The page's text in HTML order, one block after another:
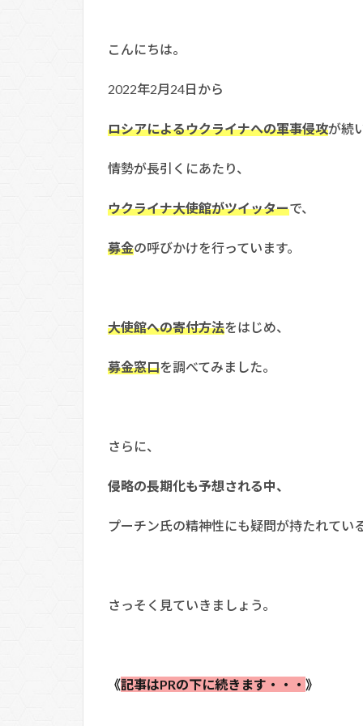
こんにちは。
2022年2月24日から
ロシアによるウクライナへの軍事侵攻が続
情勢が長引くにあたり、
ウクライナ大使館がツイッターで、
募金の呼びかけを行っています。
大使館への寄付方法をはじめ、
募金窓口を調べてみました。
さらに、
侵略の長期化も予想される中、
プーチン氏の精神性にも疑問が持たれてい
さっそく見ていきましょう。
《記事はPRの下に続きます・・・ 》